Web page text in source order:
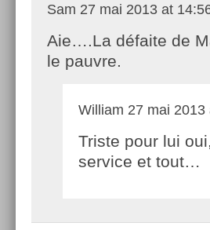
Sam 27 mai 2013 at
Aie….La défaite de
le pauvre.
William 27 mai 2013
Triste pour lui
service et tout…